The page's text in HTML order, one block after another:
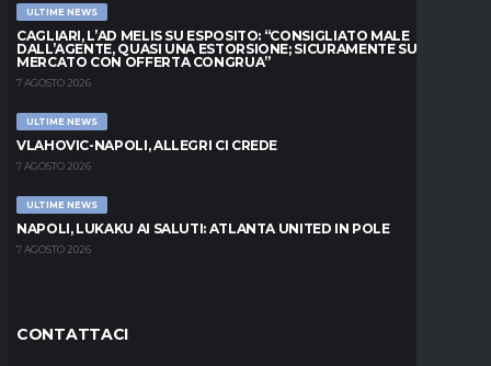
ULTIME NEWS
CAGLIARI, L’AD MELIS SU ESPOSITO: “CONSIGLIATO MALE
DALL’AGENTE, QUASI UNA ESTORSIONE; SICURAMENTE SUL
MERCATO CON OFFERTA CONGRUA”
7 AGOSTO 2026
ULTIME NEWS
VLAHOVIC-NAPOLI, ALLEGRI CI CREDE
7 AGOSTO 2026
ULTIME NEWS
NAPOLI, LUKAKU AI SALUTI: ATLANTA UNITED IN POLE
7 AGOSTO 2026
CONTATTACI